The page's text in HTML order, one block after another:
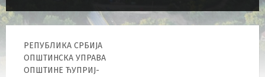
РЕПУБЛИКА СРБИЈА
ОПШТИНСКА УПРАВА
ОПШТИНЕ ЋУПРИЈ-